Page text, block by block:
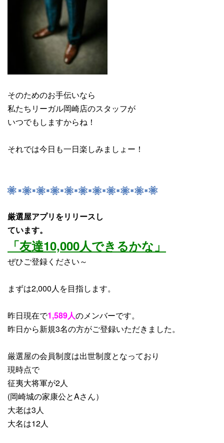
そのためのお手伝いなら
私たちリーガル岡崎店のスタッフが
いつでもしますからね！
それでは今日も一日楽しみましょー！
厳選屋アプリをリリースし
ています。
「友達10,000人できるかな」
ぜひご登録ください～
まずは2,000人を目指します。
昨日現在で1,589人のメンバーです。
昨日から新規3名の方がご登録いただきました。
厳選屋の会員制度は出世制度となっており
現時点で
征夷大将軍が2人
(岡崎城の家康公とAさん）
大老は3人
大名は12人